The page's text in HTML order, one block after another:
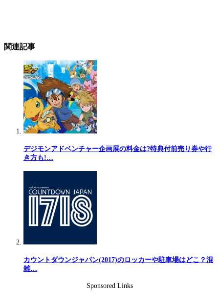
関連記事
デジモンアドベンチャー企画展の料金は?特典付前売り券や行
き方も!…
カウントダウンジャパン(2017)のロッカーや駐車場はどこ？混
雑…
Sponsored Links